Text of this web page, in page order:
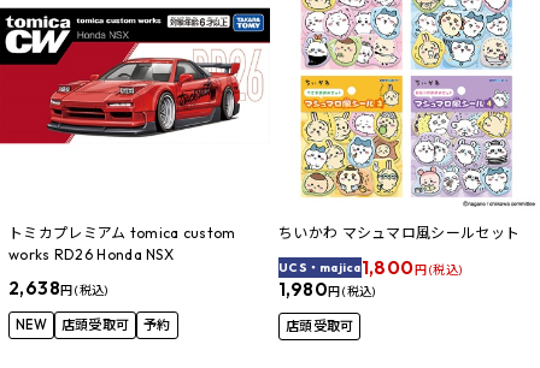
トミカプレミアム tomica custom
works RD26 Honda NSX
2,638円 (税込)
NEW 店頭受取可 予約
ちいかわ マシュマロ風シールセット
UCS・majica1,800円 (税込)
1,980円 (税込)
店頭受取可